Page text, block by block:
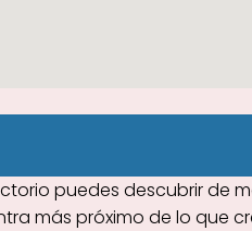
puedes descubrir de
más próximo de lo que